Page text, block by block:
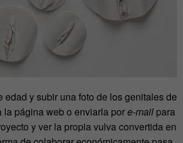
edad y subir una foto de los genitales de
la página web o enviarla pore-mail para
y ver la propia vulva convertida en